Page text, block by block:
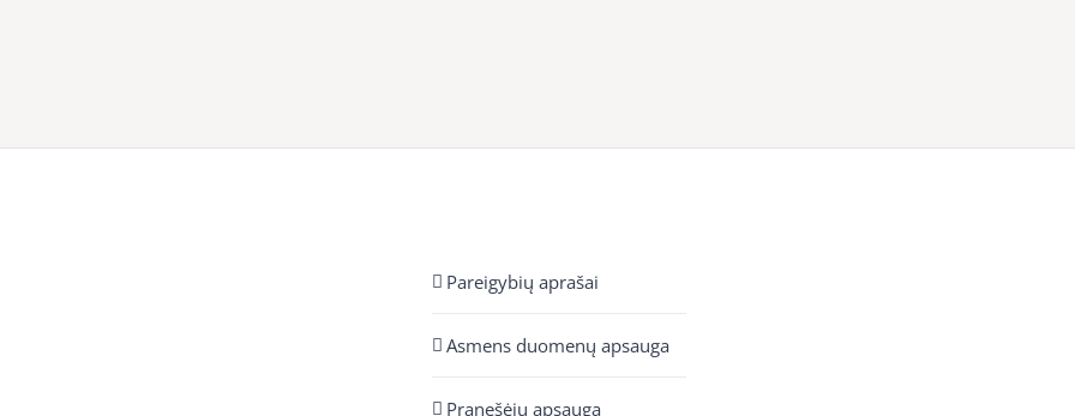
Pareigybių aprašai
Asmens duomenų apsauga
Pranešėjų apsauga